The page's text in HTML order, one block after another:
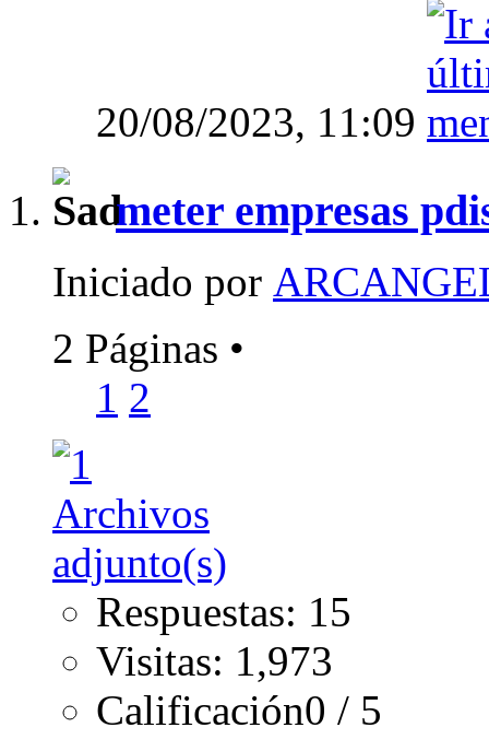
20/08/2023, 11:09
meter empresas
Iniciado por
2 Páginas •
1 2
Respuestas: 15
Visitas: 1,973
Calificación0 / 5